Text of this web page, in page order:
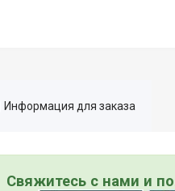
Информация для заказа
Свяжитесь с нами и